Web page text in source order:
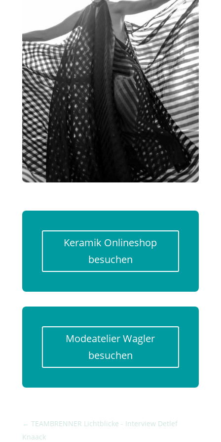
Keramik Onlineshop
besuchen
Modeatelier Wagler
besuchen
← TEAMBRENNER Lichtblicke - Interview Detlef
Knaack